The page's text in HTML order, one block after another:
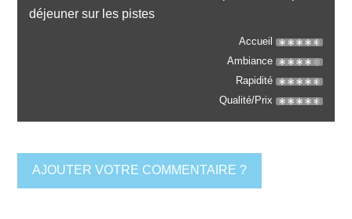
déjeuner sur les pistes
Accueil
Ambiance
Rapidité
Qualité/Prix
AJOUTER VOTRE COMMENTAIRE ?